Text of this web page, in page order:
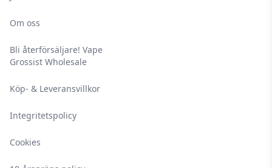
Om oss
Bli återförsäljare! Vape
Grossist Wholesale
Köp- & Leveransvillkor
Integritetspolicy
Cookies